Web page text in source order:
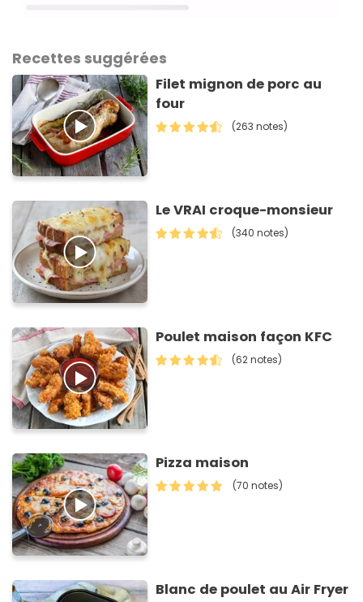
Recettes suggérées
Filet mignon de porc au
four
(263 notes)
Le VRAI croque-monsieur
(340 notes)
Poulet maison façon KFC
(62 notes)
Pizza maison
(70 notes)
Blanc de poulet au Air Fryer